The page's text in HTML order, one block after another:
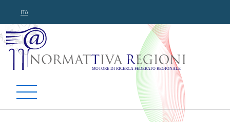
ITA
Normattiva Regioni -